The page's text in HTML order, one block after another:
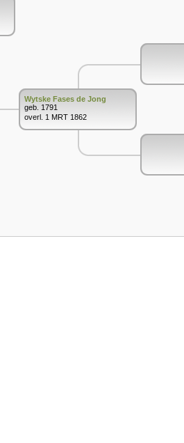
Wytske Fases de Jong
geb. 1791
overl. 1 MRT 1862